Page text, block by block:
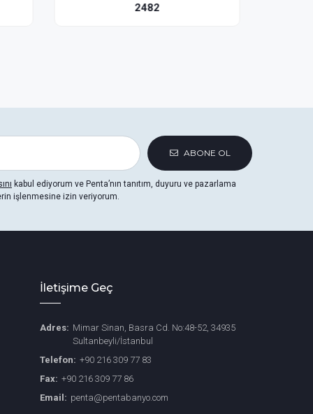
ABONE OL
kabul ediyorum ve Penta’nın tanıtım, duyuru ve pazarlama
işlenmesine izin veriyorum.
İletişime Geç
Adres: Mimar Sinan, Basra Cd. No:48-52, 34935
Sultanbeyli/İstanbul
Telefon: +90 216 309 77 83
Fax: +90 216 309 77 86
Email: penta@pentabanyo.com